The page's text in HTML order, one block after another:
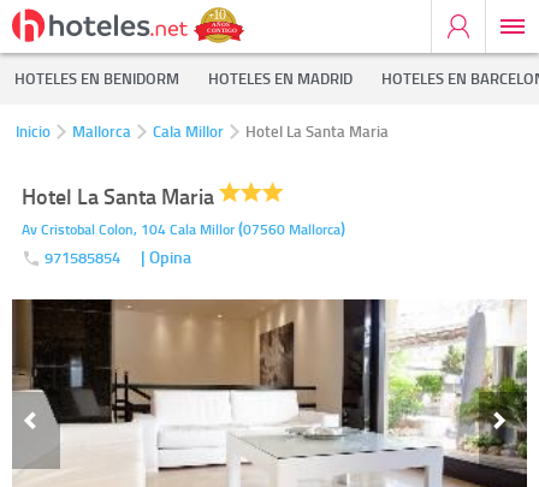
HOTELES EN BENIDORM HOTELES EN MADRID HOTELES EN
Inicio Mallorca Cala Millor Hotel La Santa Maria
Hotel La Santa Maria
Av Cristobal Colon, 104Cala Millor(07560 Mallorca)
971585854 | Opina